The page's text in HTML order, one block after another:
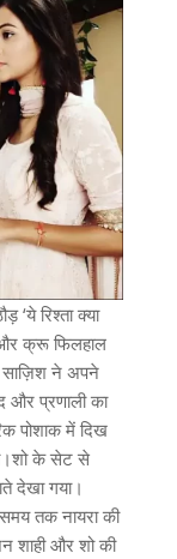
‘ये रिश्ता क्या
और क्रू फिलहाल
साज़िश ने अपने
और प्रणाली का
पोशाक में दिख
के सेट से
देखा गया।
तक नायरा की
शाही और शो की